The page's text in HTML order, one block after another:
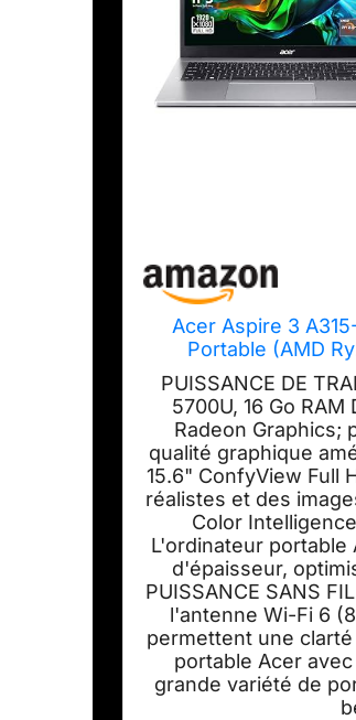
Acer Aspire 3
Portable (AMD
Graphics,
PUISSANCE DE
5700U, 16 Go
Radeon
qualité graphique
15.6" ConfyView Full
réalistes et des
Color
L'ordinateur portable
d'épaisseur,
PUISSANCE SANS
l'antenne Wi-Fi 6
permettent une clarté
portable Acer
grande variété de